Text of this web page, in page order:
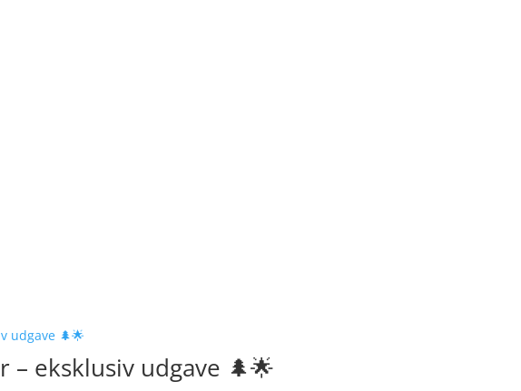
– eksklusiv udgave 🌲🌟